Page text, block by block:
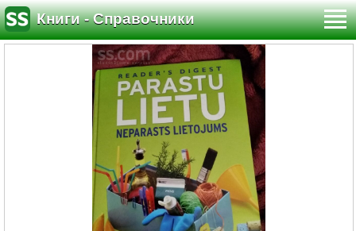
Книги - Справочники